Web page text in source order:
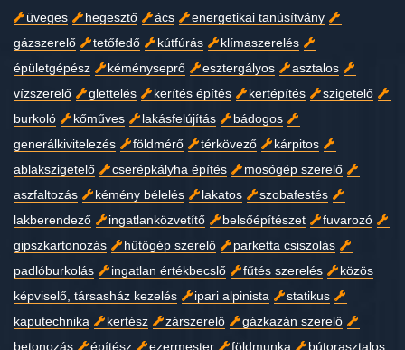
üveges
hegesztő ács
energetikai tanúsítvány
gázszerelő
tetőfedő kútfúrás
klímaszerelés
épületgépész
kéményseprő esztergályos
asztalos
vízszerelő
glettelés kerítés építés kertépítés
szigetelő
burkoló
kőműves lakásfelújítás
bádogos
generálkivitelezés
földmérő térkövező
kárpitos
ablakszigetelő
cserépkályha építés
mosógép szerelő
aszfaltozás
kémény bélelés lakatos
szobafestés
lakberendező
ingatlanközvetítő belsőépítészet
fuvarozó
gipszkartonozás
hűtőgép szerelő
parketta csiszolás
padlóburkolás
ingatlan értékbecslő fűtés szerelés
közös
képviselő, társasház kezelés
ipari alpinista
statikus
kaputechnika
kertész zárszerelő
gázkazán szerelő
betonozás
építész ezermester földmunka bútorasztalos